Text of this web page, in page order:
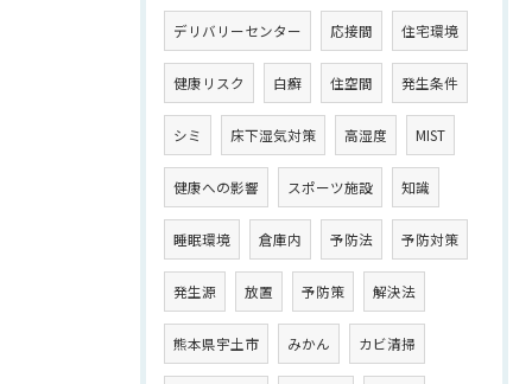
デリバリーセンター 応接間 住宅環境
健康リスク 白癬 住空間 発生条件
シミ 床下湿気対策 高湿度 MIST
健康への影響 スポーツ施設 知識
睡眠環境 倉庫内 予防法 予防対策
発生源 放置 予防策 解決法
熊本県宇土市 みかん カビ清掃